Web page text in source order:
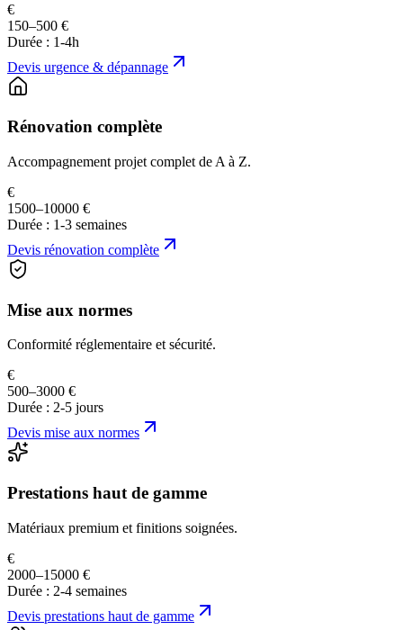
€
150–500 €
Durée : 1-4h
Devis urgence & dépannage
Rénovation complète
Accompagnement projet complet de A à Z.
€
1500–10000 €
Durée : 1-3 semaines
Devis rénovation complète
Mise aux normes
Conformité réglementaire et sécurité.
€
500–3000 €
Durée : 2-5 jours
Devis mise aux normes
Prestations haut de gamme
Matériaux premium et finitions soignées.
€
2000–15000 €
Durée : 2-4 semaines
Devis prestations haut de gamme